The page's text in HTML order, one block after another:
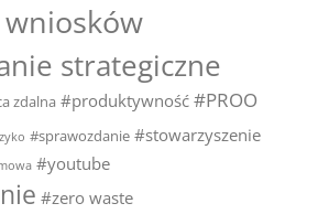
strategiczne
zdalna #produktywność #PROO
#sprawozdanie #stowarzyszenie
#youtube
#zero waste